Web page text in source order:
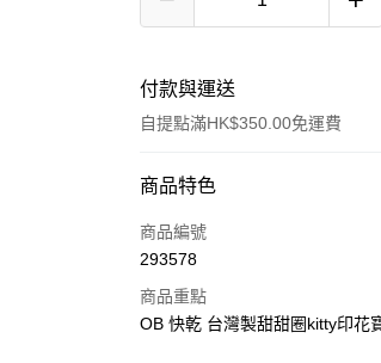
付款與運送
自提點滿HK$350.00免運費
付款方式
信用卡
AlipayHK
商品特色
商品編號
293578
商品重點
OB 快乾 台灣製甜甜圈kitty印花